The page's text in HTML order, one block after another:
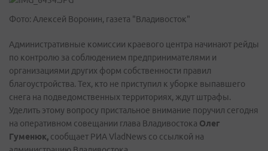
Фото: Алексей Воронин, газета "Владивосток"
Административные комиссии краевого центра начинают рейды
по контролю за соблюдением предпринимателями и
организациями других форм собственности правил
благоустройства. Тех, кто не приступил к уборке выпавшего
снега на подведомственных территориях, ждут штрафы.
Уделить этому вопросу пристальное внимание поручил сегодня
на оперативном совещании глава Владивостока Олег
Гуменюк, сообщает РИА VladNews со ссылкой на